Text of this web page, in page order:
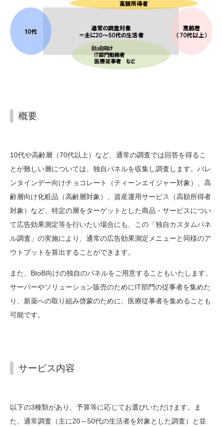
独自カスタムパネル調査
実購買、実利用へのコンバージョン調査
アカデミーパック販売
データ提供・活用
概要
10代や高齢層（70代以上）など、通常の調査では回答を得るこ
とが難しい層については、独自パネルを収集し調査します。バレ
ンタインデー向けチョコレート（ティーンエイジャー対象）、高
齢層向け化粧品（高齢層対象）、資産運用サービス（高額所得者
対象）など、特定の層をターゲットとした商品・サービスについ
て広告効果測定等を行いたい場合にも、この「独自カスタムパネ
ル調査」の実施により、通常の広告効果測定メニューと同様のア
ウトプットを算出することができます。
また、BtoB向けの独自のパネルをご用意することもいたします。
サーバーやソリューション販売のためにIT部門の従事者を集めた
り、新薬への取り組み啓蒙のために、医療従事者を集めることも
可能です。
サービス内容
以下の3種類があり、予算等に応じてお選びいただけます。ま
た、通常調査（主に20～50代の生活者を対象とした調査）と並